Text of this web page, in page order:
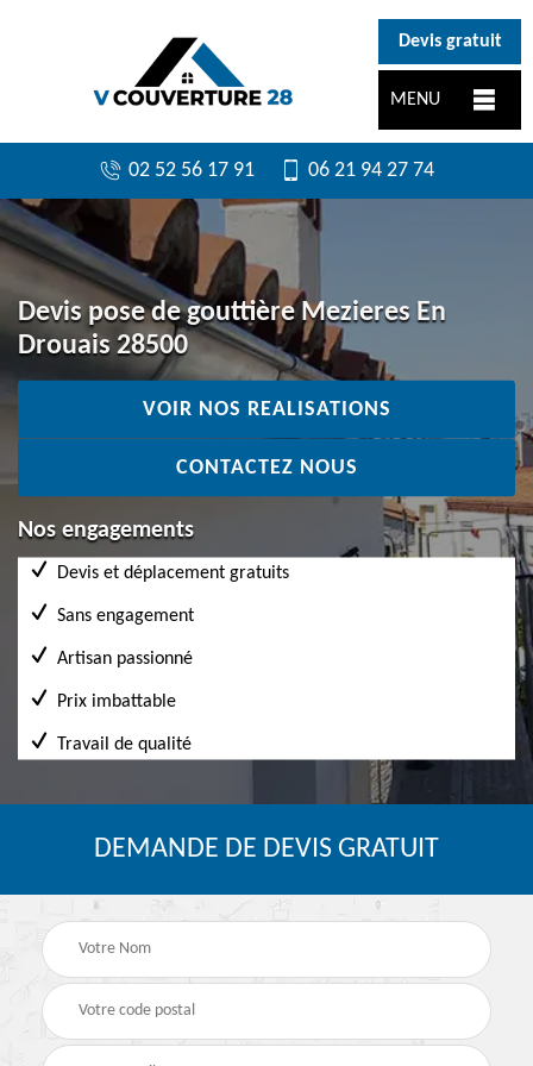
Devis gratuit
MENU
02 52 56 17 91 06 21 94 27 74
Devis pose de gouttière Mezieres En
Drouais 28500
VOIR NOS REALISATIONS
CONTACTEZ NOUS
Nos engagements
Devis et déplacement gratuits
Sans engagement
Artisan passionné
Prix imbattable
Travail de qualité
DEMANDE DE DEVIS GRATUIT